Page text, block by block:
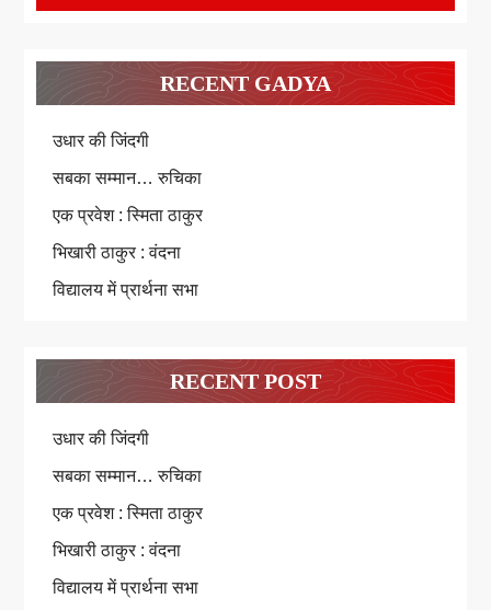
RECENT GADYA
उधार की जिंदगी
सबका सम्मान… रुचिका
एक प्रवेश : स्मिता ठाकुर
भिखारी ठाकुर : वंदना
विद्यालय में प्रार्थना सभा
RECENT POST
उधार की जिंदगी
सबका सम्मान… रुचिका
एक प्रवेश : स्मिता ठाकुर
भिखारी ठाकुर : वंदना
विद्यालय में प्रार्थना सभा